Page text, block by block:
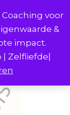
voor
&
impact.
Zelfliefde|